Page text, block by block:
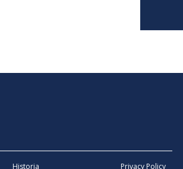
Historia Privacy Policy